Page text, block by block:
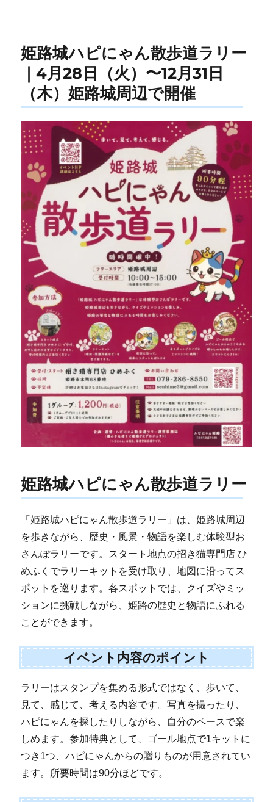
姫路城ハピにゃん散歩道ラリー
｜4月28日（火）〜12月31日
（木）姫路城周辺で開催
姫路城ハピにゃん散歩道ラリー
「姫路城ハピにゃん散歩道ラリー」は、姫路城周辺
を歩きながら、歴史・風景・物語を楽しむ体験型お
さんぽラリーです。スタート地点の招き猫専門店 ひ
めふくでラリーキットを受け取り、地図に沿ってス
ポットを巡ります。各スポットでは、クイズやミッ
ションに挑戦しながら、姫路の歴史と物語にふれる
ことができます。
イベント内容のポイント
ラリーはスタンプを集める形式ではなく、歩いて、
見て、感じて、考える内容です。写真を撮ったり、
ハピにゃんを探したりしながら、自分のペースで楽
しめます。参加特典として、ゴール地点で1キットに
つき1つ、ハピにゃんからの贈りものが用意されてい
ます。所要時間は90分ほどです。